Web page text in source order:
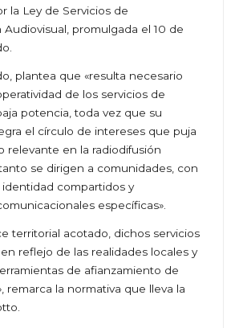
la Ley de Servicios de
Audiovisual, promulgada el 10 de
plantea que «resulta necesario
de los servicios de
potencia, toda vez que su
el círculo de intereses que puja
relevante en la radiodifusión
se dirigen a comunidades, con
compartidos y
específicas».
territorial acotado, dichos servicios
reflejo de las realidades locales y
de afianzamiento de
remarca la normativa que lleva la